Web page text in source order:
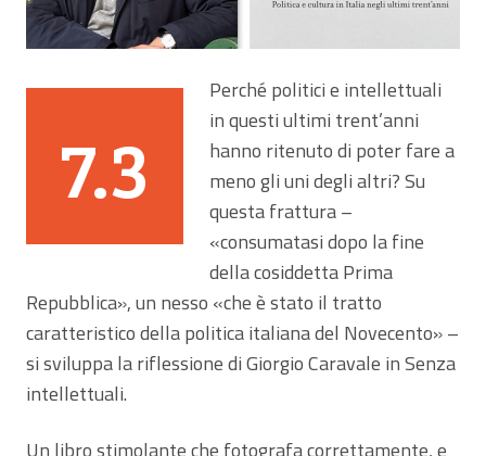
7.3
Perché politici e intellettuali
in questi ultimi trent’anni
hanno ritenuto di poter fare a
meno gli uni degli altri? Su
questa frattura –
«consumatasi dopo la fine
della cosiddetta Prima
Repubblica», un nesso «che è stato il tratto
caratteristico della politica italiana del Novecento» –
si sviluppa la riflessione di Giorgio Caravale in Senza
intellettuali.
Un libro stimolante che fotografa correttamente, e